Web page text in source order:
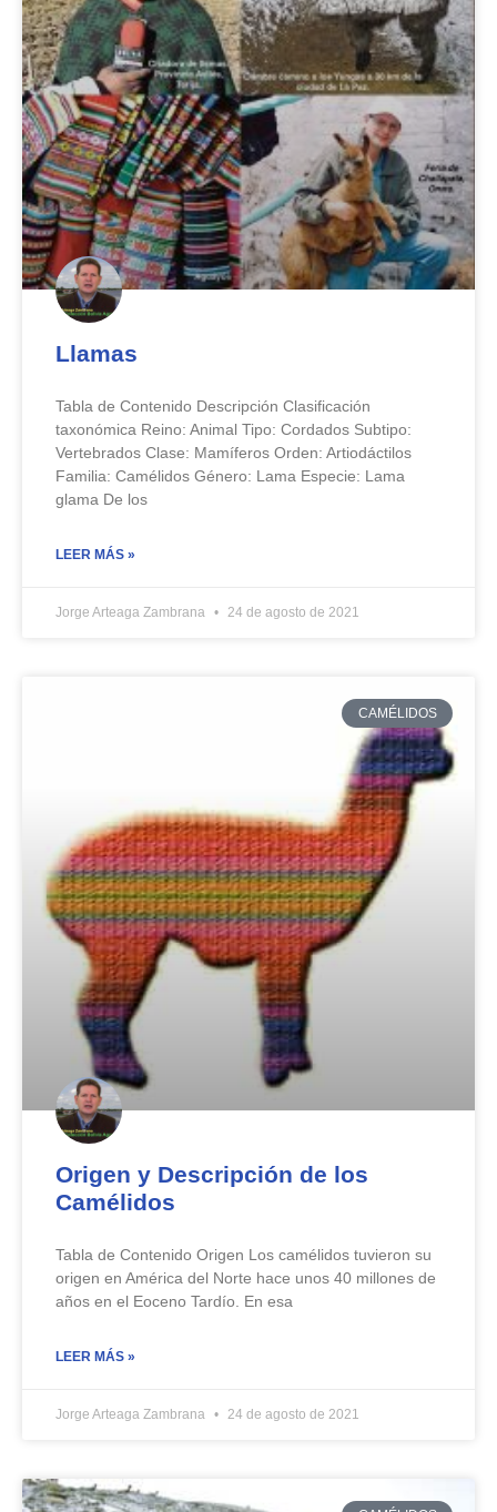
Llamas
Tabla de Contenido Descripción Clasificación
taxonómica Reino: Animal Tipo: Cordados Subtipo:
Vertebrados Clase: Mamíferos Orden: Artiodáctilos
Familia: Camélidos Género: Lama Especie: Lama
glama De los
LEER MÁS »
Jorge Arteaga Zambrana 24 de agosto de 2021
CAMÉLIDOS
Origen y Descripción de los
Camélidos
Tabla de Contenido Origen Los camélidos tuvieron su
origen en América del Norte hace unos 40 millones de
años en el Eoceno Tardío. En esa
LEER MÁS »
Jorge Arteaga Zambrana 24 de agosto de 2021